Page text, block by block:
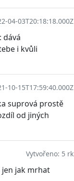
04-03T20:18:18.000Z
dává
i kvůli
10-15T17:59:40.000Z
suprová prostě
od jiných
Vytvořeno: 5 rk
jak mrhat